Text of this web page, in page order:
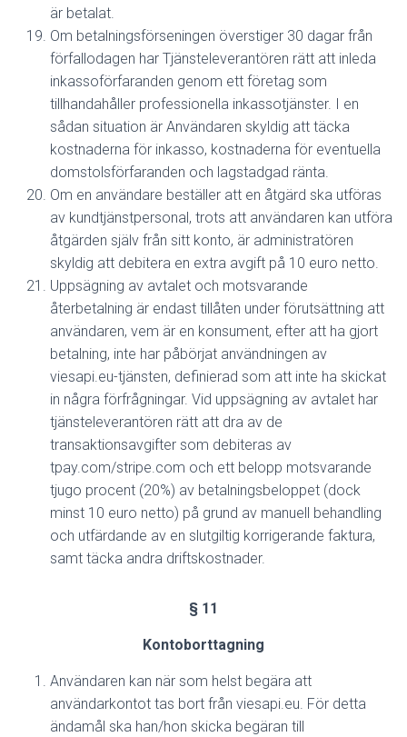
är betalat.
Om betalningsförseningen överstiger 30 dagar från
förfallodagen har Tjänsteleverantören rätt att inleda
inkassoförfaranden genom ett företag som
tillhandahåller professionella inkassotjänster. I en
sådan situation är Användaren skyldig att täcka
kostnaderna för inkasso, kostnaderna för eventuella
domstolsförfaranden och lagstadgad ränta.
Om en användare beställer att en åtgärd ska utföras
av kundtjänstpersonal, trots att användaren kan utföra
åtgärden själv från sitt konto, är administratören
skyldig att debitera en extra avgift på 10 euro netto.
Uppsägning av avtalet och motsvarande
återbetalning är endast tillåten under förutsättning att
användaren, vem är en konsument, efter att ha gjort
betalning, inte har påbörjat användningen av
viesapi.eu-tjänsten, definierad som att inte ha skickat
in några förfrågningar. Vid uppsägning av avtalet har
tjänsteleverantören rätt att dra av de
transaktionsavgifter som debiteras av
tpay.com/stripe.com och ett belopp motsvarande
tjugo procent (20%) av betalningsbeloppet (dock
minst 10 euro netto) på grund av manuell behandling
och utfärdande av en slutgiltig korrigerande faktura,
samt täcka andra driftskostnader.
§ 11
Kontoborttagning
Användaren kan när som helst begära att
användarkontot tas bort från viesapi.eu. För detta
ändamål ska han/hon skicka begäran till